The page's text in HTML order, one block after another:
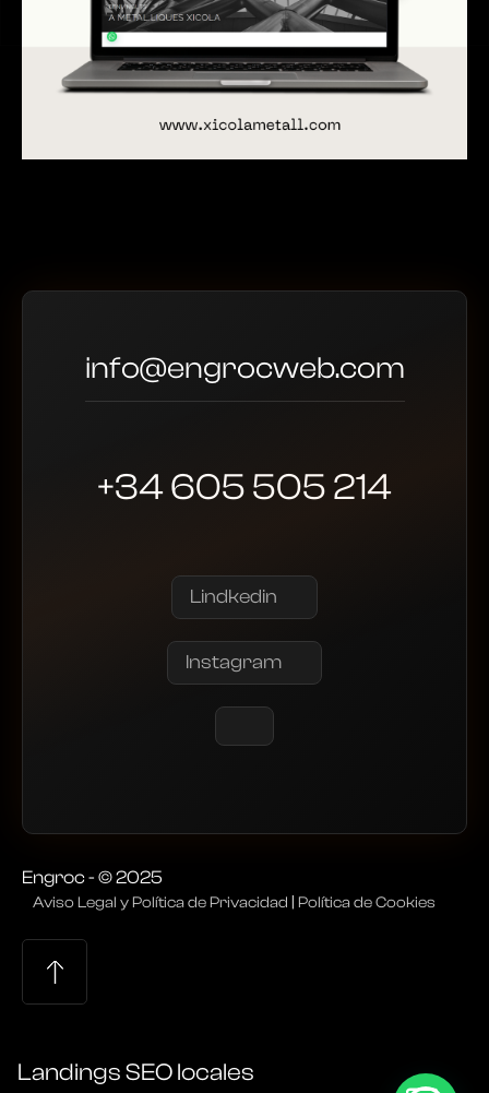
info@engrocweb.com
+34 605 505 214
Lindkedin
Instagram
Engroc - © 2025
Aviso Legal y Política de Privacidad Política de Cookies
Landings SEO locales